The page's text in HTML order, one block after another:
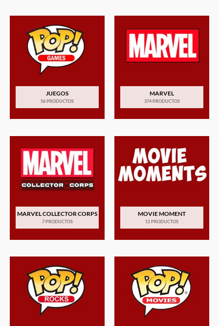
JUEGOS
56 PRODUCTOS
MARVEL
374 PRODUCTOS
MARVEL COLLECTOR CORPS
7 PRODUCTOS
MOVIE MOMENT
11 PRODUCTOS